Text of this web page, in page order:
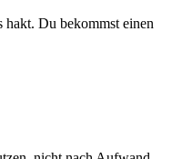
Du bekommst einen